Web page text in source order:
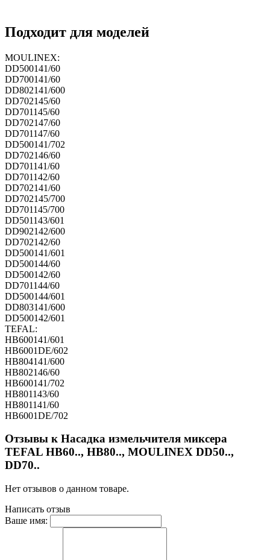
Подходит для моделей
MOULINEX:
DD500141/60
DD700141/60
DD802141/600
DD702145/60
DD701145/60
DD702147/60
DD701147/60
DD500141/702
DD702146/60
DD701141/60
DD701142/60
DD702141/60
DD702145/700
DD701145/700
DD501143/601
DD902142/600
DD702142/60
DD500141/601
DD500144/60
DD500142/60
DD701144/60
DD500144/601
DD803141/600
DD500142/601
TEFAL:
HB600141/601
HB6001DE/602
HB804141/600
HB802146/60
HB600141/702
HB801143/60
HB801141/60
HB6001DE/702
Отзывы к Насадка измельчителя миксера
TEFAL HB60.., HB80.., MOULINEX DD50..,
DD70..
Нет отзывов о данном товаре.
Написать отзыв
Ваше имя: